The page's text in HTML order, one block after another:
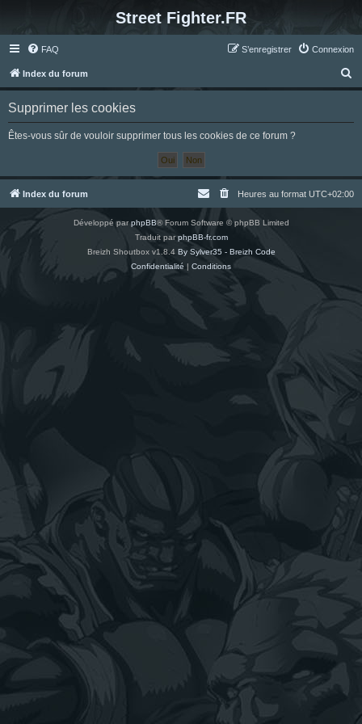
Street Fighter.FR
FAQ Connexion
S’enregistrer
Index du forum
e
h
Supprimer les cookies
Êtes-vous sûr de vouloir supprimer tous les cookies de ce forum ?
Index du forum Heures au format UTC+02:00
Développé parphpBB® Forum Software © phpBB Limited
Traduit parphpBB-fr.com
Breizh Shoutbox v1.8.4 By Sylver35 - Breizh Code
Confidentialité | Conditions